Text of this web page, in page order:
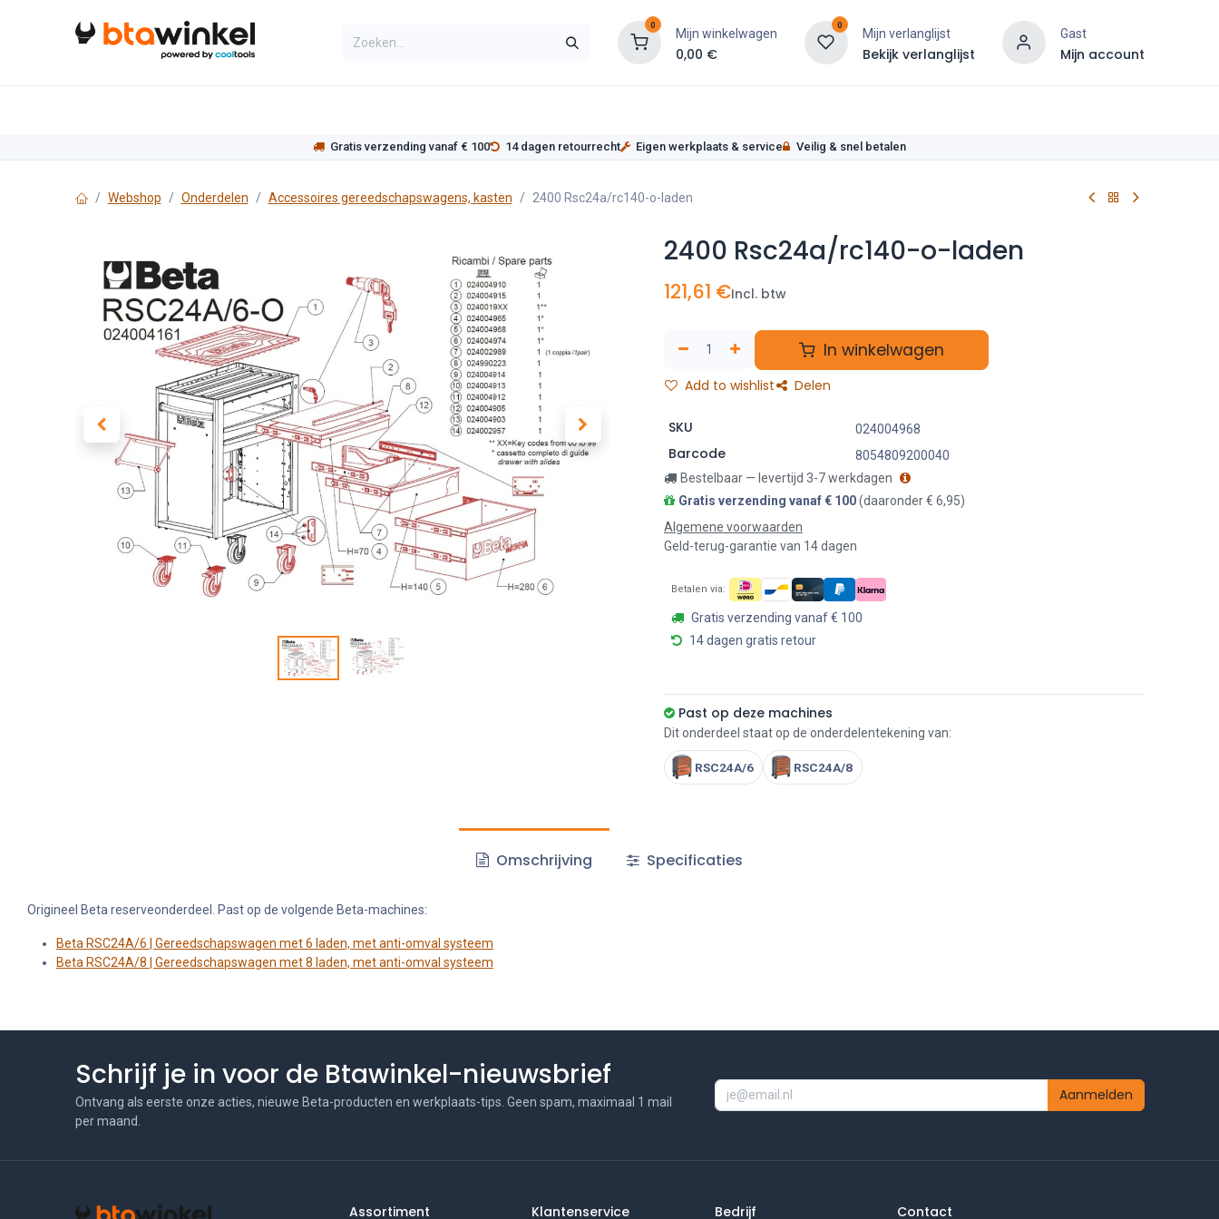
0
Mijn winkelwagen
0,00 €
0
Mijn verlanglijst
Bekijk verlanglijst
Gast
Mijn account
Gratis verzending vanaf € 100 14 dagen retourrecht Eigen werkplaats & service Veilig & snel betalen
Webshop Onderdelen Accessoires gereedschapswagens, kasten 2400 Rsc24a/rc140-o-laden
2400 Rsc24a/rc140-o-laden
121,61 €Incl. btw
In winkelwagen
Add to wishlist Delen
SKU 024004968
Barcode
8054809200040
Bestelbaar — levertijd 3-7 werkdagen
Gratis verzending vanaf € 100(daaronder € 6,95)
Algemene voorwaarden
Geld-terug-garantie van 14 dagen
Betalen via:
Gratis verzending vanaf € 100
14 dagen gratis retour
Past op deze machines
Dit onderdeel staat op de onderdelentekening van:
RSC24A/6 RSC24A/8
Omschrijving Specificaties
Origineel Beta reserveonderdeel. Past op de volgende Beta-machines:
Beta RSC24A/6 | Gereedschapswagen met 6 laden, met anti-omval systeem
Beta RSC24A/8 | Gereedschapswagen met 8 laden, met anti-omval systeem
Schrijf je in voor de Btawinkel-nieuwsbrief
Ontvang als eerste onze acties, nieuwe Beta-producten en werkplaats-tips. Geen spam, maximaal 1 mail
per maand.
Aanmelden
Assortiment Klantenservice Bedrijf Contact